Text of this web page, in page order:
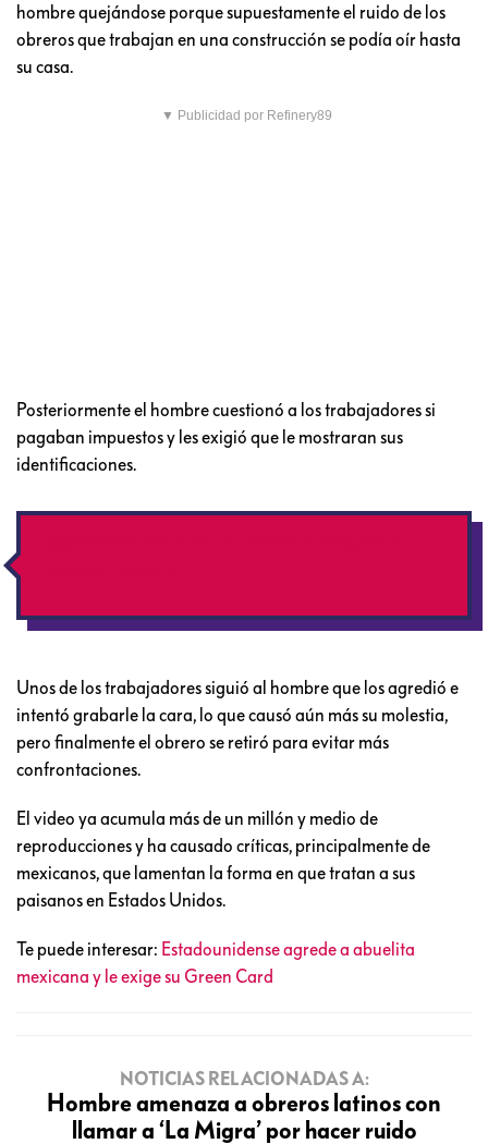
hombre quejándose porque supuestamente el ruido de los
obreros que trabajan en una construcción se podía oír hasta
su casa.
▼ Publicidad por Refinery89
Posteriormente el hombre cuestionó a los trabajadores si
pagaban impuestos y les exigió que le mostraran sus
identificaciones.
Unos de los trabajadores siguió al hombre que los agredió e
intentó grabarle la cara, lo que causó aún más su molestia,
pero finalmente el obrero se retiró para evitar más
confrontaciones.
El video ya acumula más de un millón y medio de
reproducciones y ha causado críticas, principalmente de
mexicanos, que lamentan la forma en que tratan a sus
paisanos en Estados Unidos.
Te puede interesar: Estadounidense agrede a abuelita
mexicana y le exige su Green Card
NOTICIAS RELACIONADAS A:
Hombre amenaza a obreros latinos con
llamar a ‘La Migra’ por hacer ruido